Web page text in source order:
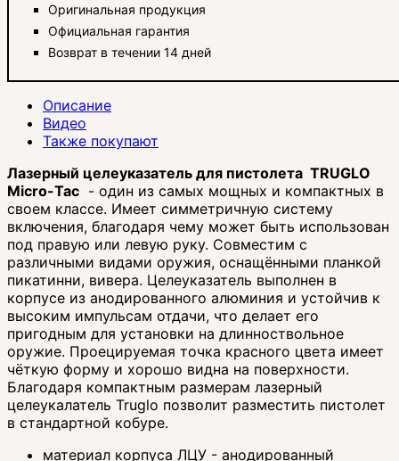
Оригинальная продукция
Официальная гарантия
Возврат в течении 14 дней
Описание
Видео
Также покупают
Лазерный целеуказатель для пистолета TRUGLO
Micro-Tac - один из самых мощных и компактных в
своем классе. Имеет симметричную систему
включения, благодаря чему может быть использован
под правую или левую руку. Совместим с
различными видами оружия, оснащёнными планкой
пикатинни, вивера. Целеуказатель выполнен в
корпусе из анодированного алюминия и устойчив к
высоким импульсам отдачи, что делает его
пригодным для установки на длинноствольное
оружие. Проецируемая точка красного цвета имеет
чёткую форму и хорошо видна на поверхности.
Благодаря компактным размерам лазерный
целеукалатель Truglo позволит разместить пистолет
в стандартной кобуре.
материал корпуса ЛЦУ - анодированный